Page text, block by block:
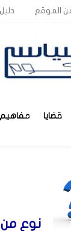
الموقع
قضايا مفاهيم
نوع